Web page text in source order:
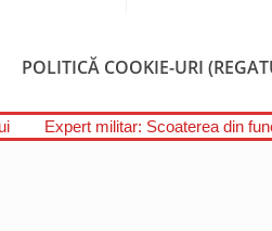
POLITICĂ COOKIE-URI
Expert militar: Scoaterea din